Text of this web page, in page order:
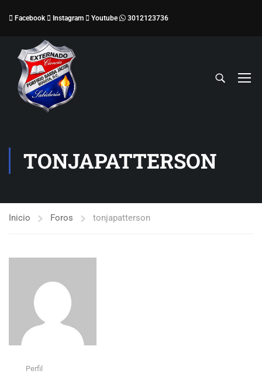
Facebook Instagram Youtube 3012123736
TONJAPATTERSON
Inicio Foros tonjapatterson
Perfil